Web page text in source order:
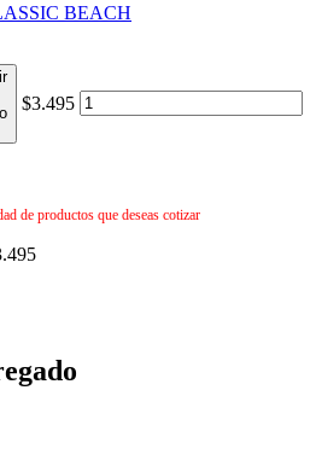
BEACH
$3.495
de productos que deseas cotizar